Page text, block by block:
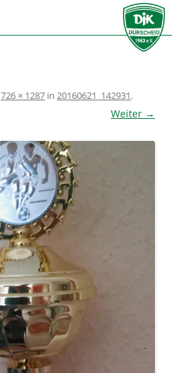
Zum
726 × 1287 in 20160621_142931.
Weiter →